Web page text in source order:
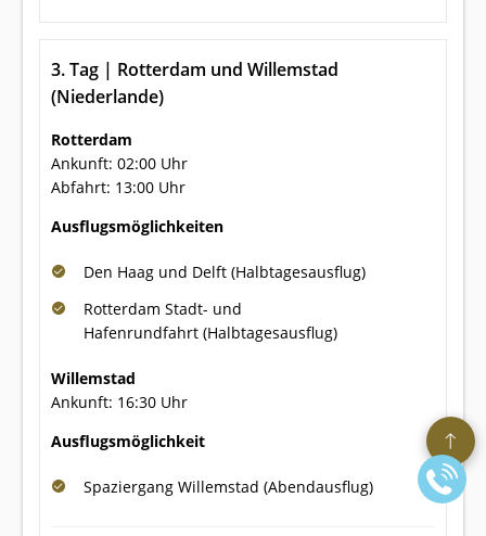
3. Tag | Rotterdam und Willemstad
(Niederlande)
Rotterdam
Ankunft: 02:00 Uhr
Abfahrt: 13:00 Uhr
Ausflugsmöglichkeiten
Den Haag und Delft (Halbtagesausflug)
Rotterdam Stadt- und
Hafenrundfahrt (Halbtagesausflug)
Willemstad
Ankunft: 16:30 Uhr
Ausflugsmöglichkeit
Spaziergang Willemstad (Abendausflug)